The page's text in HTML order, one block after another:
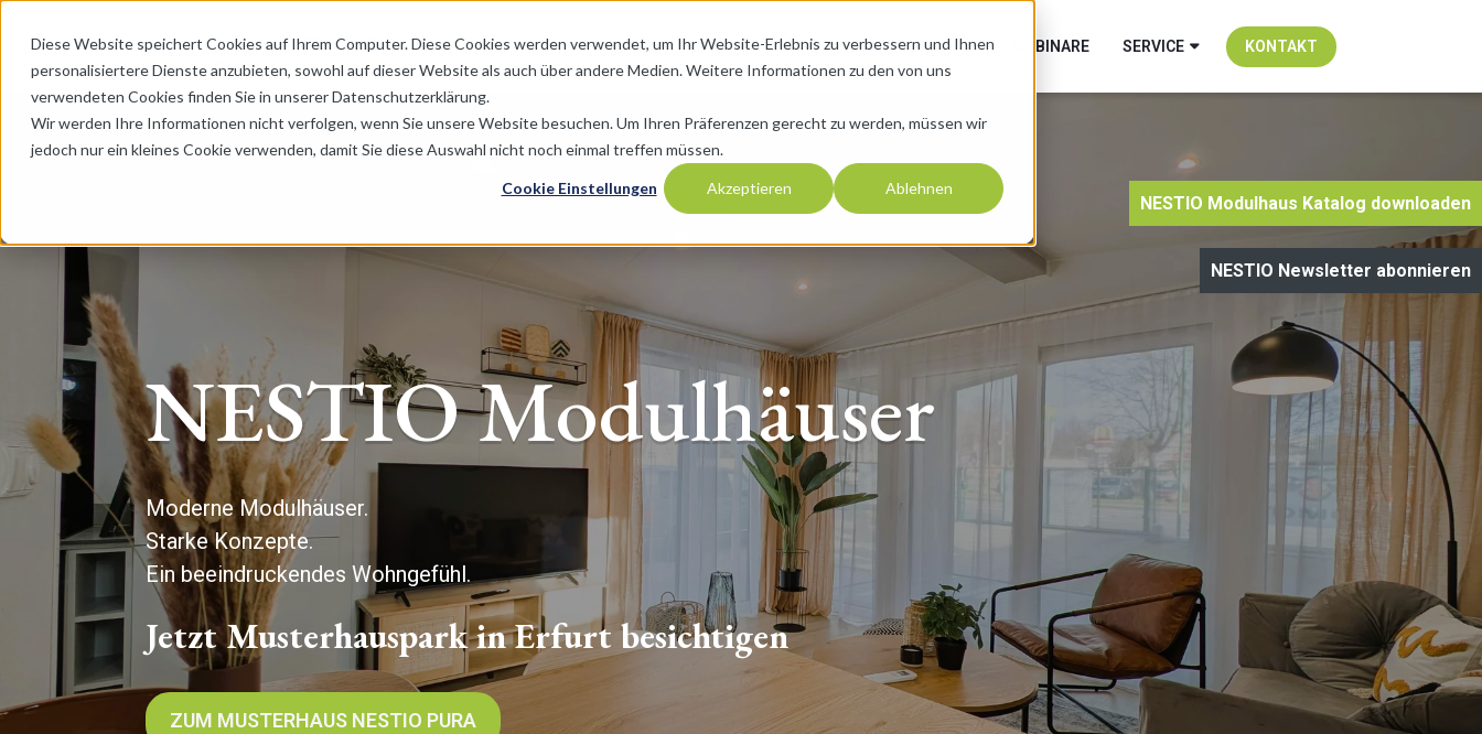
Diese Website speichert Cookies auf Ihrem Computer. Diese Cookies werden verwendet, um Ihr Website-Erlebnis zu verbessern und Ihnen
personalisiertere Dienste anzubieten, sowohl auf dieser Website als auch über andere Medien. Weitere Informationen zu den von uns
verwendeten Cookies finden Sie in unserer Datenschutzerklärung.
Wir werden Ihre Informationen nicht verfolgen, wenn Sie unsere Website besuchen. Um Ihren Präferenzen gerecht zu werden, müssen wir
jedoch nur ein kleines Cookie verwenden, damit Sie diese Auswahl nicht noch einmal treffen müssen.
Cookie Einstellungen Akzeptieren Ablehnen
HOME NESTIO MODULHÄUSER MUSTERHÄUSER FAQ WEBINARE SERVICE KONTAKT
NESTIO Modulhaus Katalog downloaden
NESTIO Newsletter abonnieren
NESTIO Modulhäuser
Moderne Modulhäuser.
Starke Konzepte.
Ein beeindruckendes Wohngefühl.
Jetzt Musterhauspark in Erfurt besichtigen
ZUM MUSTERHAUS NESTIO PURA